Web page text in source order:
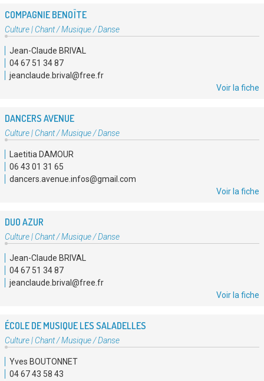
COMPAGNIE BENOÏTE
Type
:
Culture| Chant / Musique / Danse
Jean-Claude BRIVAL
04 67 51 34 87
jeanclaude.brival@free.fr
Voir la fiche
DANCERS AVENUE
Type
:
Culture| Chant / Musique / Danse
Laetitia DAMOUR
06 43 01 31 65
dancers.avenue.infos@gmail.com
Voir la fiche
DUO AZUR
Type
:
Culture| Chant / Musique / Danse
Jean-Claude BRIVAL
04 67 51 34 87
jeanclaude.brival@free.fr
Voir la fiche
ÉCOLE DE MUSIQUE LES SALADELLES
Type
:
Culture| Chant / Musique / Danse
Yves BOUTONNET
04 67 43 58 43